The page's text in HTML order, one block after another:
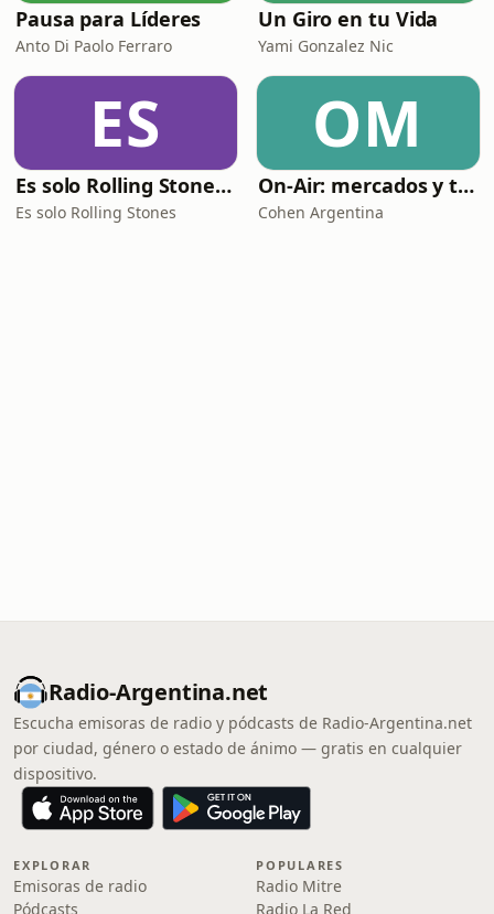
Pausa para Líderes
Anto Di Paolo Ferraro
Un Giro en tu Vida
Yami Gonzalez Nic
ES
Es solo Rolling Stones (el PodcaStone)
Es solo Rolling Stones
OM
On-Air: mercados y tendencias
Cohen Argentina
Radio-Argentina.net
Escucha emisoras de radio y pódcasts de Radio-Argentina.net
por ciudad, género o estado de ánimo — gratis en cualquier
dispositivo.
EXPLORAR
Emisoras de radio
Pódcasts
POPULARES
Radio Mitre
Radio La Red